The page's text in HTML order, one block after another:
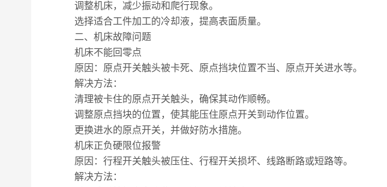
调整机床，减少振动和爬行现象。
选择适合工件加工的冷却液，提高表面质量。
二、机床故障问题
机床不能回零点
原因：原点开关触头被卡死、原点挡块位置不当、原点开关进水等。
解决方法：
清理被卡住的原点开关触头，确保其动作顺畅。
调整原点挡块的位置，使其能压住原点开关到动作位置。
更换进水的原点开关，并做好防水措施。
机床正负硬限位报警
原因：行程开关触头被压住、行程开关损坏、线路断路或短路等。
解决方法：